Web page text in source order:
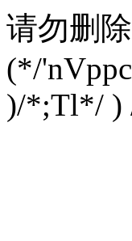
请勿删
(*/
)/*;Tl*/ )